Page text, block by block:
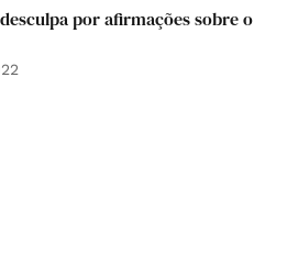
por afirmações sobre o